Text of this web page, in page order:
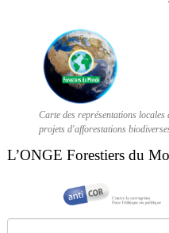
Carte des représentations
projets d'afforestations
L’ONGE Forestiers du